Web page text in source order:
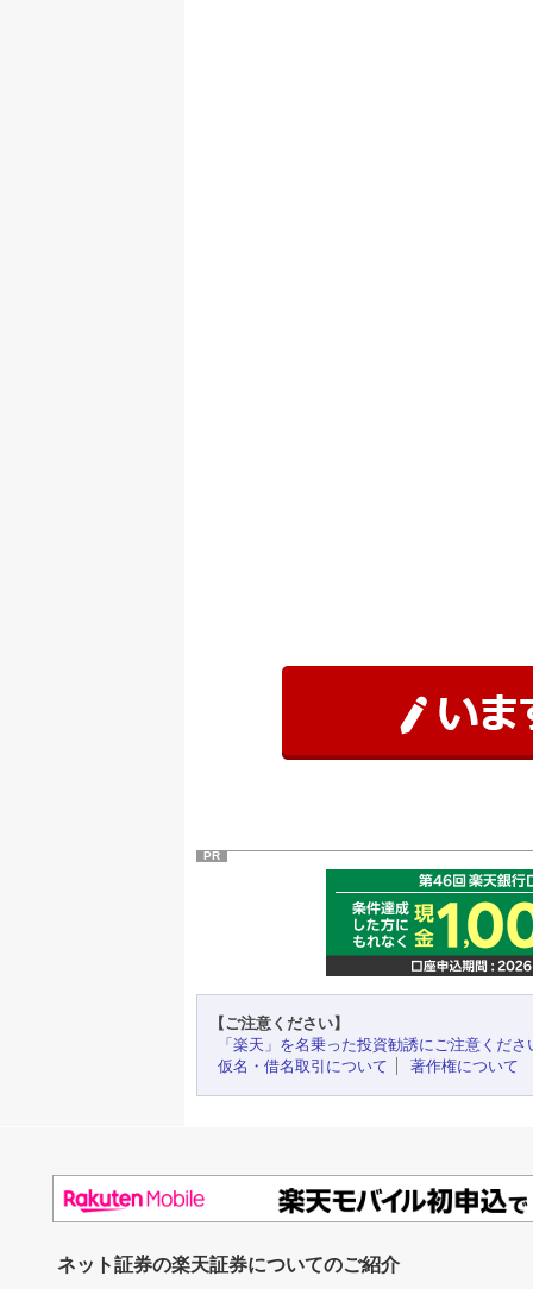
PR
【ご注意ください】
「楽天」を名乗った投資勧誘にご注意くださ
仮名・借名取引について
著作権について
ネット証券の楽天証券についてのご紹介